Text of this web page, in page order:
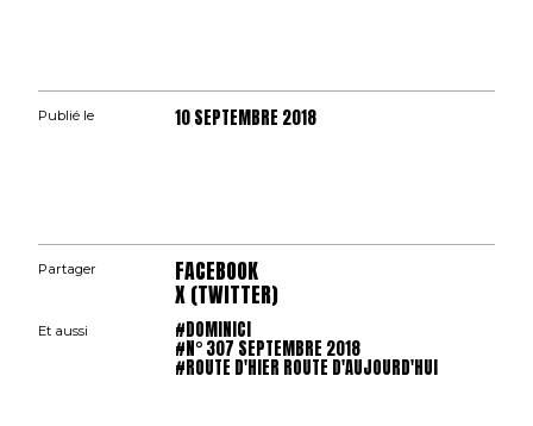
Publié le 10 SEPTEMBRE 2018
Partager FACEBOOK
X (TWITTER)
Et aussi #DOMINICI
#N° 307 SEPTEMBRE 2018
#ROUTE D'HIER ROUTE D'AUJOURD'HUI